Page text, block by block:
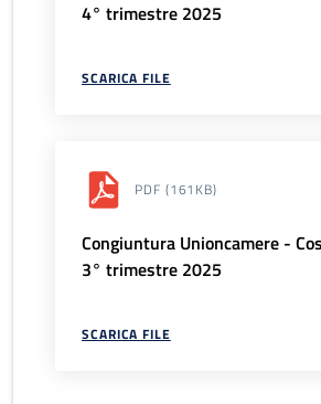
4° trimestre 2025
SCARICA FILE
PDF (161KB)
Congiuntura Unioncamere -
3° trimestre 2025
SCARICA FILE